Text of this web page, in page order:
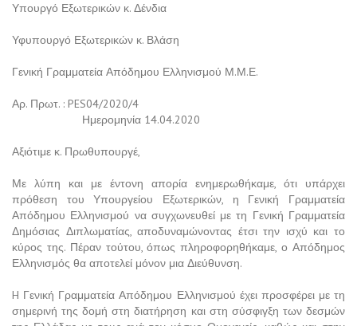
Υπουργό Εξωτερικών κ. Δένδια
Υφυπουργό Εξωτερικών κ. Βλάση
Γενική Γραμματεία Απόδημου Ελληνισμού Μ.Μ.Ε.
Αρ. Πρωτ. : PES04/2020/4
Ημερομηνία 14.04.2020
Αξιότιμε κ. Πρωθυπουργέ,
Με λύπη και με έντονη απορία ενημερωθήκαμε, ότι υπάρχει
πρόθεση του Υπουργείου Εξωτερικών, η Γενική Γραμματεία
Απόδημου Ελληνισμού να συγχωνευθεί με τη Γενική Γραμματεία
Δημόσιας Διπλωματίας, αποδυναμώνοντας έτσι την ισχύ και το
κύρος της. Πέραν τούτου, όπως πληροφορηθήκαμε, ο Απόδημος
Ελληνισμός θα αποτελεί μόνον μια Διεύθυνση.
H Γενική Γραμματεία Απόδημου Ελληνισμού έχει προσφέρει με τη
σημερινή της δομή στη διατήρηση και στη σύσφιγξη των δεσμών